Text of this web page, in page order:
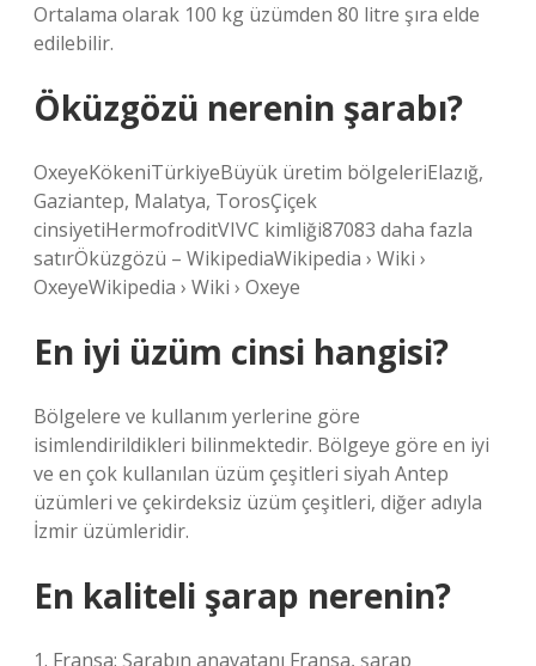
Ortalama olarak 100 kg üzümden 80 litre şıra elde
edilebilir.
Öküzgözü nerenin şarabı?
OxeyeKökeniTürkiyeBüyük üretim bölgeleriElazığ,
Gaziantep, Malatya, TorosÇiçek
cinsiyetiHermofroditVIVC kimliği87083 daha fazla
satırÖküzgözü – WikipediaWikipedia › Wiki ›
OxeyeWikipedia › Wiki › Oxeye
En iyi üzüm cinsi hangisi?
Bölgelere ve kullanım yerlerine göre
isimlendirildikleri bilinmektedir. Bölgeye göre en iyi
ve en çok kullanılan üzüm çeşitleri siyah Antep
üzümleri ve çekirdeksiz üzüm çeşitleri, diğer adıyla
İzmir üzümleridir.
En kaliteli şarap nerenin?
1. Fransa: Şarabın anavatanı Fransa, şarap